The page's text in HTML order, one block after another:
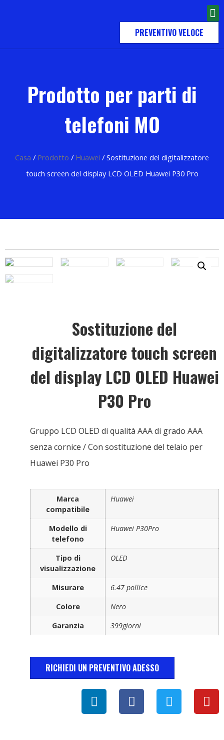
PREVENTIVO VELOCE
Prodotto per parti di
telefoni MO
Casa / Prodotto / Huawei / Sostituzione del digitalizzatore
touch screen del display LCD OLED Huawei P30 Pro
Sostituzione del
digitalizzatore touch screen
del display LCD OLED Huawei
P30 Pro
Gruppo LCD OLED di qualità AAA di grado AAA
senza cornice / Con sostituzione del telaio per
Huawei P30 Pro
Marca
compatibile
Huawei
Modello di
telefono
Huawei P30Pro
Tipo di
visualizzazione
OLED
Misurare
6.47 pollice
Colore
Nero
Garanzia
399giorni
RICHIEDI UN PREVENTIVO ADESSO